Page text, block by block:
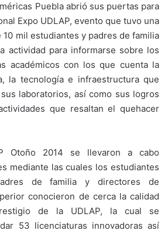
Puebla abrió sus puertas para
Expo UDLAP, evento que tuvo una
10 mil estudiantes y padres de familia
actividad para informarse sobre los
académicos con los que cuenta la
la tecnología e infraestructura que
laboratorios, así como sus logros
que resaltan el quehacer
Otoño 2014 se llevaron a cabo
mediante las cuales los estudiantes
de familia y directores de
conocieron de cerca la calidad
de la UDLAP, la cual se
53 licenciaturas innovadoras así